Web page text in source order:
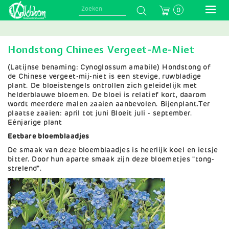
Skip
0
Hondstong Chinees Vergeet-Me-Niet
(Latijnse benaming: Cynoglossum amabile) Hondstong of
de Chinese vergeet-mij-niet is een stevige, ruwbladige
plant. De bloeistengels ontrollen zich geleidelijk met
helderblauwe bloemen. De bloei is relatief kort, daarom
wordt meerdere malen zaaien aanbevolen. Bijenplant.Ter
plaatse zaaien: april tot juni Bloeit juli - september.
Eénjarige plant
Eetbare bloemblaadjes
De smaak van deze bloemblaadjes is heerlijk koel en ietsje
bitter. Door hun aparte smaak zijn deze bloemetjes "tong-
strelend".